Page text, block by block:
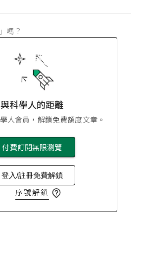
嗎？
與科學人的距離
人會員，解鎖免費額度文章。
付費訂閱無限瀏覽
登入/註冊免費解鎖
序號解鎖